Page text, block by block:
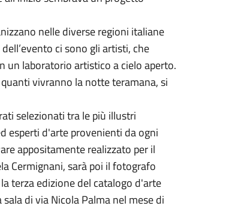
nelle diverse regioni italiane
ci sono gli artisti, che
laboratorio artistico a cielo aperto.
vivranno la notte teramana, si
selezionati tra le più illustri
esperti d'arte provenienti da ogni
appositamente realizzato per il
Cermignani, sarà poi il fotografo
terza edizione del catalogo d'arte
di via Nicola Palma nel mese di